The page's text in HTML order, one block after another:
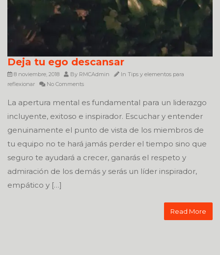
Deja tu ego descansar
8 noviembre, 2018 By RMCAdmin In Tips y elementos para
reflexionar
No Comments
La apertura mental es fundamental para un liderazgo
incluyente, exitoso e inspirador. Escuchar y entender
genuinamente el punto de vista de los miembros de
tu equipo no te hará jamás perder el tiempo sino que
seguro te ayudará a crecer, ganarás el respeto y
admiración de los demás y serás un líder inspirador,
empático y […]
Read More